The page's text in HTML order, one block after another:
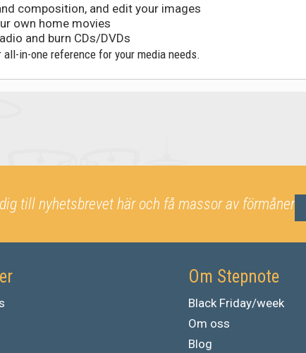
composition, and edit your images
own home movies
and burn CDs/DVDs
in-one reference for your media needs.
till nyhetsbrevet här och få massor av förmåner
Om Stepnote
Black Friday/week
Om oss
Blog